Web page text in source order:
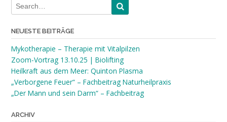
NEUESTE BEITRÄGE
Mykotherapie – Therapie mit Vitalpilzen
Zoom-Vortrag 13.10.25 | Biolifting
Heilkraft aus dem Meer: Quinton Plasma
„Verborgene Feuer“ – Fachbeitrag Naturheilpraxis
„Der Mann und sein Darm“ – Fachbeitrag
ARCHIV